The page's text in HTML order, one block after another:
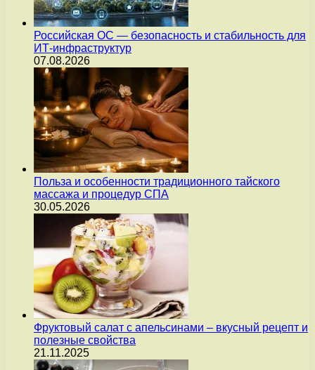
Российская ОС — безопасность и стабильность для
ИТ-инфраструктур
07.08.2026
Польза и особенности традиционного тайского
массажа и процедур СПА
30.05.2026
Фруктовый салат с апельсинами – вкусный рецепт и
полезные свойства
21.11.2025